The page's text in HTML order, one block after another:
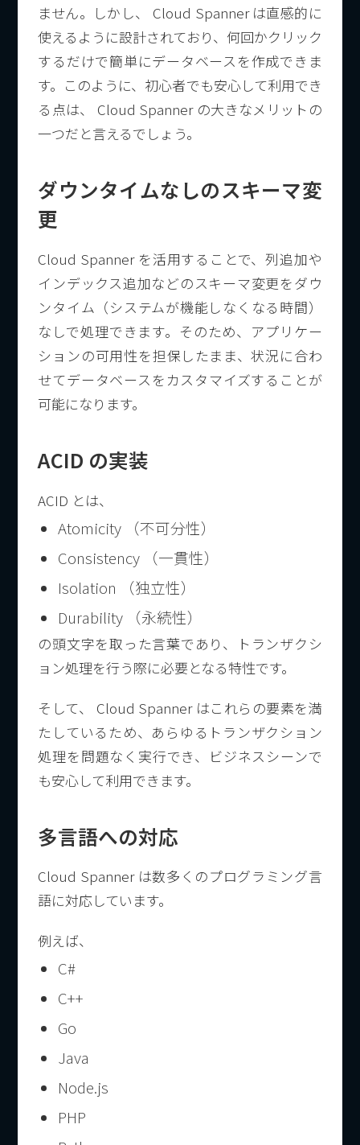
ません。しかし、 Cloud Spanner は直感的に
使えるように設計されており、何回かクリック
するだけで簡単にデータベースを作成できま
す。このように、初心者でも安心して利用でき
る点は、 Cloud Spanner の大きなメリットの
一つだと言えるでしょう。
ダウンタイムなしのスキーマ変
更
Cloud Spanner を活用することで、列追加や
インデックス追加などのスキーマ変更をダウ
ンタイム（システムが機能しなくなる時間）
なしで処理できます。そのため、アプリケー
ションの可用性を担保したまま、状況に合わ
せてデータベースをカスタマイズすることが
可能になります。
ACID の実装
ACID とは、
Atomicity （不可分性）
Consistency （一貫性）
Isolation （独立性）
Durability （永続性）
の頭文字を取った言葉であり、トランザクシ
ョン処理を行う際に必要となる特性です。
そして、 Cloud Spanner はこれらの要素を満
たしているため、あらゆるトランザクション
処理を問題なく実行でき、ビジネスシーンで
も安心して利用できます。
多言語への対応
Cloud Spanner は数多くのプログラミング言
語に対応しています。
例えば、
C#
C++
Go
Java
Node.js
PHP